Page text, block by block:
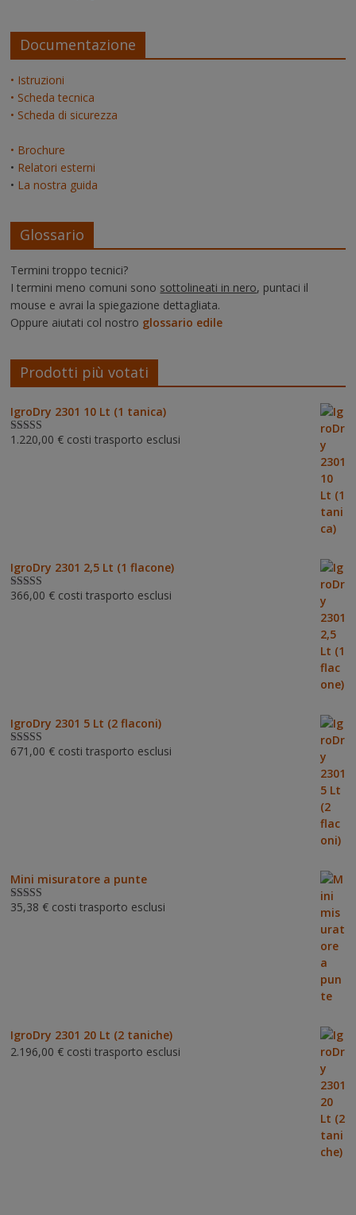
Documentazione
• Istruzioni
• Scheda tecnica
• Scheda di sicurezza
• Brochure
• Relatori esterni
• La nostra guida
Glossario
Termini troppo tecnici?
I termini meno comuni sono sottolineati in nero, puntaci il
mouse e avrai la spiegazione dettagliata.
Oppure aiutati col nostro glossario edile
Prodotti più votati
IgroDry 2301 10 Lt (1 tanica)
Valutato5.00
1.220,00 € costi trasporto esclusi
IgroDry 2301 2,5 Lt (1 flacone)
Valutato5.00
366,00 € costi trasporto esclusi
IgroDry 2301 5 Lt (2 flaconi)
Valutato5.00
671,00 € costi trasporto esclusi
Mini misuratore a punte
Valutat
35,38 € costi trasporto esclusi
IgroDry 2301 20 Lt (2 taniche)
2.196,00 € costi trasporto esclusi